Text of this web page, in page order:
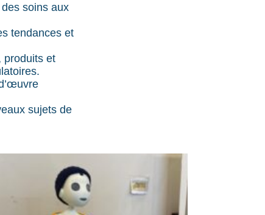
soins aux
tendances et
produits et
sujets de